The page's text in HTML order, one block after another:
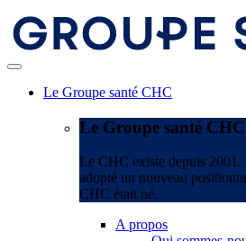
Le Groupe santé CHC
Le Groupe santé CHC
Le CHC existe depuis 2001.
adopté un nouveau
CHC était né.
A propos